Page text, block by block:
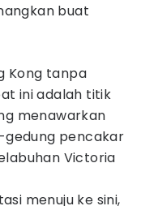
buat
Kong tanpa
ini adalah titik
menawarkan
pencakar
Victoria
menuju ke sini,